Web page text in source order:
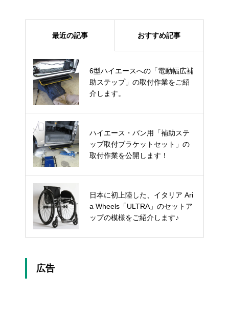
最近の記事 おすすめ記事
6型ハイエースへの「電動幅広補
助ステップ」の取付作業をご紹
介します。
ハイエース・バン用「補助ステ
ップ取付ブラケットセット」の
取付作業を公開します！
日本に初上陸した、イタリア Ari
a Wheels「ULTRA」のセットア
ップの模様をご紹介します♪
日産エルグランド・ハイウェイス
ターに「ターニーエヴォ」を取付
お洒落な「K-MAX」を納車させ
ていただきました♪
「シティ・コンフォート」納車！
広告